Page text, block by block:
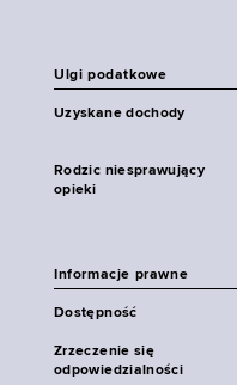
Ulgi podatkowe
Uzyskane dochody
Rodzic niesprawujący
opieki
Informacje prawne
Dostępność
Zrzeczenie się
odpowiedzialności